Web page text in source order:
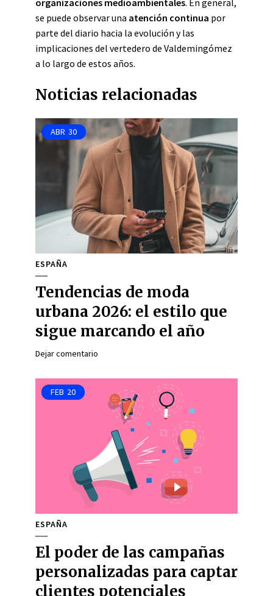
organizaciones medioambientales. En general,
se puede observar una atención continua por
parte del diario hacia la evolución y las
implicaciones del vertedero de Valdemingómez
a lo largo de estos años.
Noticias relacionadas
ABR 30
ESPAÑA
Tendencias de moda
urbana 2026: el estilo que
sigue marcando el año
Dejar comentario
FEB 20
ESPAÑA
El poder de las campañas
personalizadas para captar
clientes potenciales